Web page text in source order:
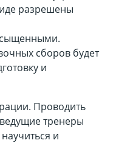
разрешены
сборов будет
и
Проводить
тренеры
и